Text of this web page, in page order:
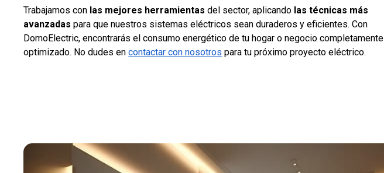
Trabajamos con las mejores herramientas del sector, aplicando las técnicas más
avanzadas para que nuestros sistemas eléctricos sean duraderos y eficientes. Con
DomoElectric, encontrarás el consumo energético de tu hogar o negocio completamente
optimizado. No dudes encontactar con nosotros para tu próximo proyecto eléctrico.